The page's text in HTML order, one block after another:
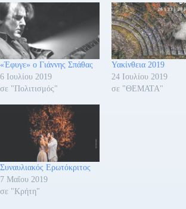
«Έφυγε» ο Γιάννης Σπάθας
6 Ιουλίου 2019
σε "Πολιτισμός"
Υακίνθεια 2019
24 Ιουλίου 2019
σε "ΘΕΜΑΤΑ"
Συναυλιακός Ερωτόκριτος
7 Μαΐου 2019
σε "Κρήτη"